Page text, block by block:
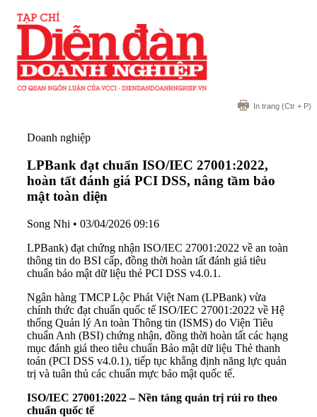
In trang (Ctr + P)
Doanh nghiệp
LPBank đạt chuẩn ISO/IEC 27001:2022,
hoàn tất đánh giá PCI DSS, nâng tầm bảo
mật toàn diện
Song Nhi • 03/04/2026 09:16
LPBank) đạt chứng nhận ISO/IEC 27001:2022 về an toàn
thông tin do BSI cấp, đồng thời hoàn tất đánh giá tiêu
chuẩn bảo mật dữ liệu thẻ PCI DSS v4.0.1.
Ngân hàng TMCP Lộc Phát Việt Nam (LPBank) vừa
chính thức đạt chuẩn quốc tế ISO/IEC 27001:2022 về Hệ
thống Quản lý An toàn Thông tin (ISMS) do Viện Tiêu
chuẩn Anh (BSI) chứng nhận, đồng thời hoàn tất các hạng
mục đánh giá theo tiêu chuẩn Bảo mật dữ liệu Thẻ thanh
toán (PCI DSS v4.0.1), tiếp tục khẳng định năng lực quản
trị và tuân thủ các chuẩn mực bảo mật quốc tế.
ISO/IEC 27001:2022 – Nền tảng quản trị rủi ro theo
chuẩn quốc tế